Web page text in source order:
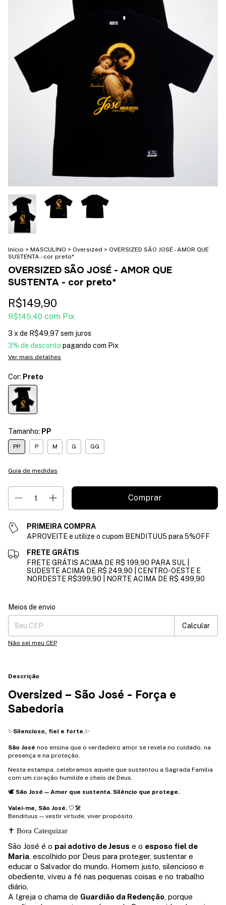
Início > MASCULINO > Oversized > OVERSIZED SÃO JOSÉ - AMOR QUE
SUSTENTA - cor preto*
OVERSIZED SÃO JOSÉ - AMOR QUE
SUSTENTA - cor preto*
R$149,90
R$145,40 com Pix
3 x de R$49,97 sem juros
3% de desconto pagando com Pix
Ver mais detalhes
Cor: Preto
Tamanho: PP
PP P M G GG
Guia de medidas
PRIMEIRA COMPRA
APROVEITE e utilize o cupom BENDITUU5 para 5%OFF
FRETE GRÁTIS
FRETE GRÁTIS ACIMA DE R$ 199,90 PARA SUL |
SUDESTE ACIMA DE R$ 249,90 | CENTRO-OESTE E
NORDESTE R$399,90 | NORTE ACIMA DE R$ 499,90
Entregas para o CEP:
Meios de envio
Calcular
Não sei meu CEP
Descrição
Oversized – São José - Força e
Sabedoria
✨Silencioso, fiel e forte.✨
São José nos ensina que o verdadeiro amor se revela no cuidado, na
presença e na proteção.
Nesta estampa, celebramos aquele que sustentou a Sagrada Família
com um coração humilde e cheio de Deus.
🕊️ São José — Amor que sustenta. Silêncio que protege.
Valei-me, São José. 🤍🛠️
Bendituus — vestir virtude, viver propósito.
✝ ️ Bora Catequizar
São José é o pai adotivo de Jesus e o esposo fiel de
Maria, escolhido por Deus para proteger, sustentar e
educar o Salvador do mundo. Homem justo, silencioso e
obediente, viveu a fé nas pequenas coisas e no trabalho
diário.
A Igreja o chama de Guardião da Redenção, porque